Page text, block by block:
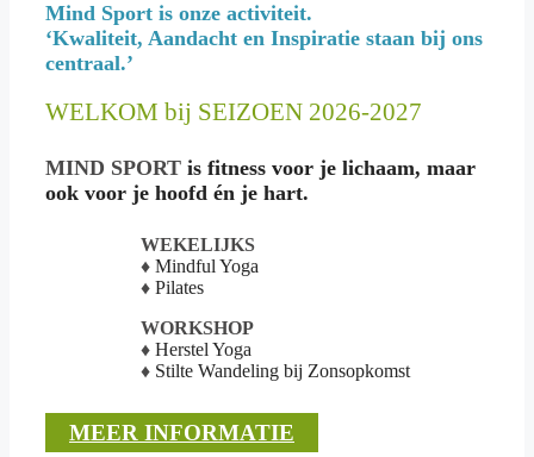
Mind Sport is onze activiteit.
‘Kwaliteit, Aandacht en Inspiratie staan bij ons
centraal.’
WELKOM bij SEIZOEN 2026-2027
MIND SPORT is fitness voor je lichaam, maar
ook voor je hoofd én je hart.
WEKELIJKS
♦ Mindful Yoga
♦ Pilates
WORKSHOP
♦ Herstel Yoga
♦ Stilte Wandeling bij Zonsopkomst
MEER INFORMATIE